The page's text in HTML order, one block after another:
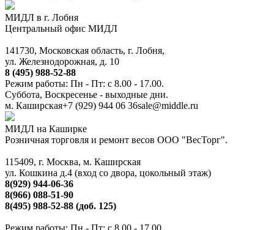
МИДЛ в г. Лобня
Центральный офис МИДЛ
141730, Московская область, г. Лобня,
ул. Железнодорожная, д. 10
8 (495) 988-52-88
Режим работы: Пн - Пт: с 8.00 - 17.00.
Суббота, Воскресенье - выходные дни.
м. Каширская+7 (929) 944 06 36sale@middle.ru
МИДЛ на Каширке
Розничная торговля и ремонт весов ООО "ВесТорг".
115409, г. Москва, м. Каширская
ул. Кошкина д.4 (вход со двора, цокольный этаж)
8(929) 944-06-36
8(966) 088-51-90
8(495) 988-52-88 (доб. 125)
Режим работы: Пн - Пт: с 8.00 - 17.00.